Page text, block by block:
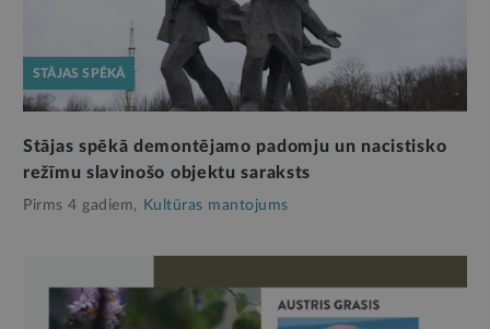
STĀJAS SPĒKĀ
Stājas spēkā demontējamo padomju un nacistisko
režīmu slavinošo objektu saraksts
Pirms 4 gadiem, Kultūras mantojums